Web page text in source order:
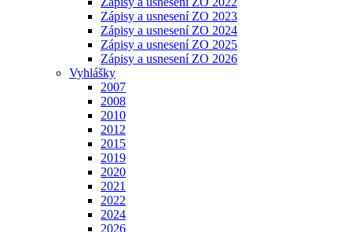
Zápisy a usnesení ZO 2023
Zápisy a usnesení ZO 2024
Zápisy a usnesení ZO 2025
Zápisy a usnesení ZO 2026
Vyhlášky
2007
2008
2010
2012
2015
2019
2020
2021
2022
2024
2026